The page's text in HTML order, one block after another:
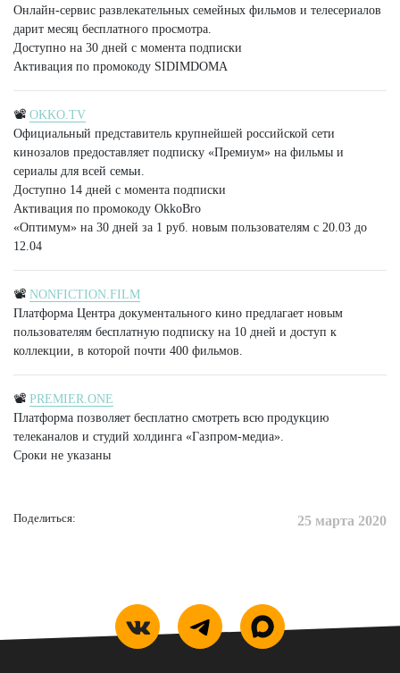
Онлайн-сервис развлекательных семейных фильмов и телесериалов
дарит месяц бесплатного просмотра.
Доступно на 30 дней с момента подписки
Активация по промокоду SIDIMDOMA
📽 OKKO.TV
Официальный представитель крупнейшей российской сети
кинозалов предоставляет подписку «Премиум» на фильмы и
сериалы для всей семьи.
Доступно 14 дней с момента подписки
Активация по промокоду OkkoBro
«Оптимум» на 30 дней за 1 руб. новым пользователям с 20.03 до
12.04
📽 NONFICTION.FILM
Платформа Центра документального кино предлагает новым
пользователям бесплатную подписку на 10 дней и доступ к
коллекции, в которой почти 400 фильмов.
📽 PREMIER.ONE
Платформа позволяет бесплатно смотреть всю продукцию
телеканалов и студий холдинга «Газпром-медиа».
Сроки не указаны
Поделиться: 25 марта 2020